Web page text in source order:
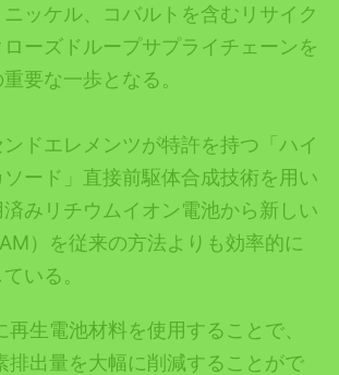
ッケル、コバルトを含むリサイク
ーズドループサプライチェーンを
要な一歩となる。
ドエレメンツが特許を持つ「ハイ
ソード」直接前駆体合成技術を用い
みリチウムイオン電池から新しい
）を従来の方法よりも効率的に
いる。
再生電池材料を使用することで、
排出量を大幅に削減することがで